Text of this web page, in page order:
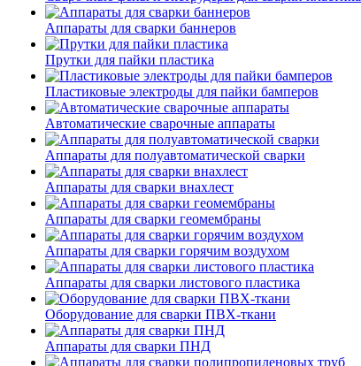
Аппараты для сварки баннеров
Прутки для пайки пластика
Пластиковые электроды для пайки бамперов
Автоматические сварочные аппараты
Аппараты для полуавтоматической сварки
Аппараты для сварки внахлест
Аппараты для сварки геомембраны
Аппараты для сварки горячим воздухом
Аппараты для сварки листового пластика
Оборудование для сварки ПВХ-ткани
Аппараты для сварки ПНД